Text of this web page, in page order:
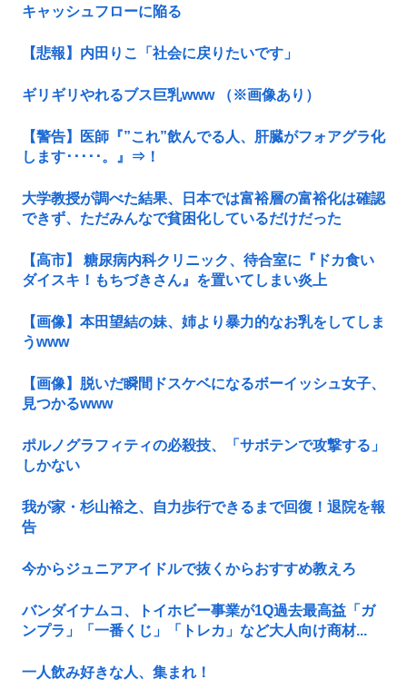
キャッシュフローに陥る
【悲報】内田りこ「社会に戻りたいです」
ギリギリやれるブス巨乳www （※画像あり）
【警告】医師『”これ”飲んでる人、肝臓がフォアグラ化
します･････。』⇒！
大学教授が調べた結果、日本では富裕層の富裕化は確認
できず、ただみんなで貧困化しているだけだった
【高市】 糖尿病内科クリニック、待合室に『ドカ食い
ダイスキ！もちづきさん』を置いてしまい炎上
【画像】本田望結の妹、姉より暴力的なお乳をしてしま
うwww
【画像】脱いだ瞬間ドスケベになるボーイッシュ女子、
見つかるwww
ポルノグラフィティの必殺技、「サボテンで攻撃する」
しかない
我が家・杉山裕之、自力歩行できるまで回復！退院を報
告
今からジュニアアイドルで抜くからおすすめ教えろ
バンダイナムコ、トイホビー事業が1Q過去最高益「ガ
ンプラ」「一番くじ」「トレカ」など大人向け商材...
一人飲み好きな人、集まれ！